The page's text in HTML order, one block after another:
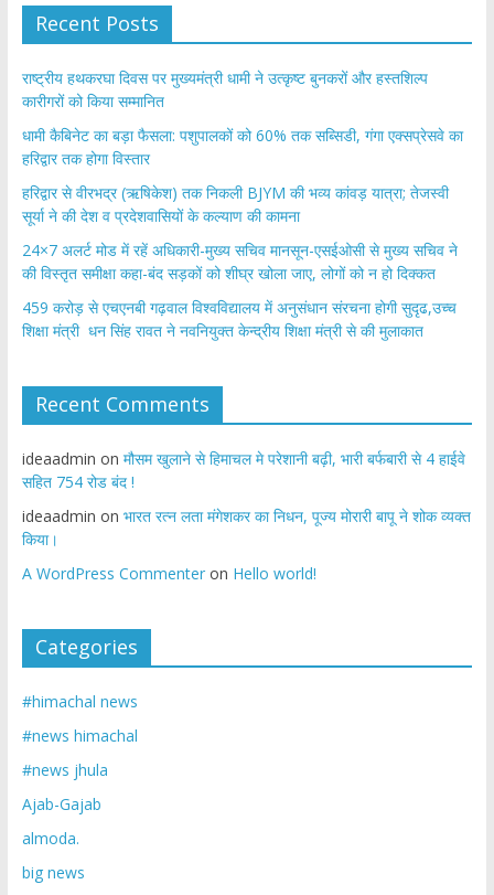
Recent Posts
राष्ट्रीय हथकरघा दिवस पर मुख्यमंत्री धामी ने उत्कृष्ट बुनकरों और हस्तशिल्प
कारीगरों को किया सम्मानित
​धामी कैबिनेट का बड़ा फैसला: पशुपालकों को 60% तक सब्सिडी, गंगा एक्सप्रेसवे का
हरिद्वार तक होगा विस्तार
​हरिद्वार से वीरभद्र (ऋषिकेश) तक निकली BJYM की भव्य कांवड़ यात्रा; तेजस्वी
सूर्या ने की देश व प्रदेशवासियों के कल्याण की कामना
24×7 अलर्ट मोड में रहें अधिकारी-मुख्य सचिव मानसून-एसईओसी से मुख्य सचिव ने
की विस्तृत समीक्षा कहा-बंद सड़कों को शीघ्र खोला जाए, लोगों को न हो दिक्कत
459 करोड़ से एचएनबी गढ़वाल विश्वविद्यालय में अनुसंधान संरचना होगी सुदृढ,उच्च
शिक्षा मंत्री धन सिंह रावत ने नवनियुक्त केन्द्रीय शिक्षा मंत्री से की मुलाकात
Recent Comments
ideaadmin on मौसम खुलाने से हिमाचल मे परेशानी बढ़ी, भारी बर्फबारी से 4 हाईवे
सहित 754 रोड बंद !
ideaadmin on भारत रत्न लता मंगेशकर का निधन, पूज्य मोरारी बापू ने शोक व्यक्त
किया।
A WordPress Commenteron Hello world!
Categories
#himachal news
#news himachal
#news jhula
Ajab-Gajab
almoda.
big news